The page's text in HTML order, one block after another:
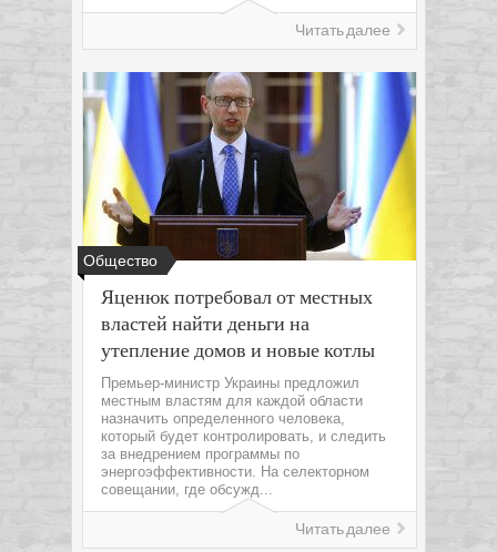
Читать далее
Общество
Яценюк потребовал от местных
властей найти деньги на
утепление домов и новые котлы
Премьер-министр Украины предложил
местным властям для каждой области
назначить определенного человека,
который будет контролировать, и следить
за внедрением программы по
энергоэффективности. На селекторном
совещании, где обсужд...
Читать далее